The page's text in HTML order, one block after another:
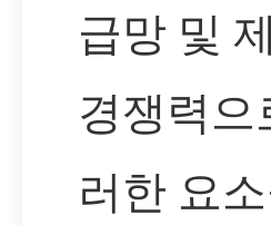
급망 및
경쟁력
러한 요